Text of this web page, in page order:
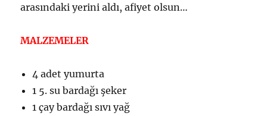
arasındaki yerini aldı, afiyet olsun…
MALZEMELER
4 adet yumurta
1 5. su bardağı şeker
1 çay bardağı sıvı yağ